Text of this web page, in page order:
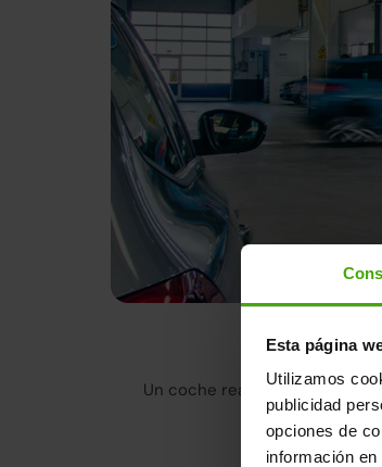
Esta página
Utilizamos
publicidad
opciones de
información en
Un coche reacondicionado